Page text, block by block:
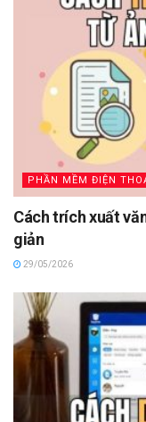
PHẦN MỀM ĐIỆN
Cách trích xuất
giản
29/05/2026